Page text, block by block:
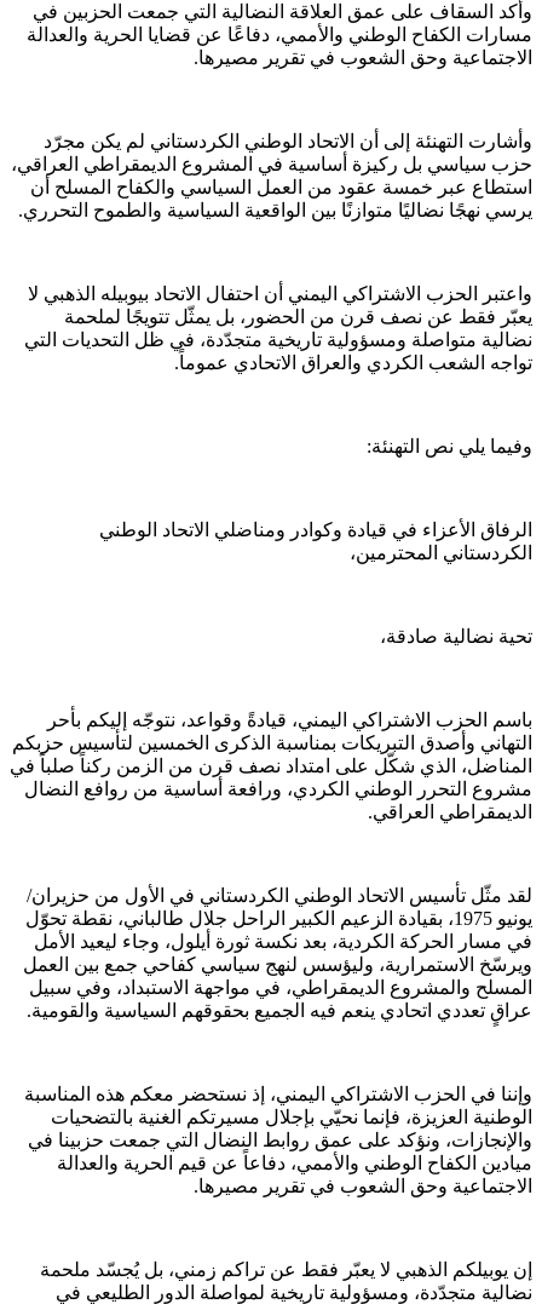
وأكد السقاف على عمق العلاقة النضالية التي جمعت الحزبين في
مسارات الكفاح الوطني والأممي، دفاعًا عن قضايا الحرية والعدالة
الاجتماعية وحق الشعوب في تقرير مصيرها.
وأشارت التهنئة إلى أن الاتحاد الوطني الكردستاني لم يكن مجرّد
حزب سياسي بل ركيزة أساسية في المشروع الديمقراطي العراقي،
استطاع عبر خمسة عقود من العمل السياسي والكفاح المسلح أن
يرسي نهجًا نضاليًا متوازنًا بين الواقعية السياسية والطموح التحرري.
واعتبر الحزب الاشتراكي اليمني أن احتفال الاتحاد بيوبيله الذهبي لا
يعبّر فقط عن نصف قرن من الحضور، بل يمثّل تتويجًا لملحمة
نضالية متواصلة ومسؤولية تاريخية متجدّدة، في ظل التحديات التي
تواجه الشعب الكردي والعراق الاتحادي عموماً.
وفيما يلي نص التهنئة:
الرفاق الأعزاء في قيادة وكوادر ومناضلي الاتحاد الوطني
الكردستاني المحترمين،
تحية نضالية صادقة،
باسم الحزب الاشتراكي اليمني، قيادةً وقواعد، نتوجّه إليكم بأحر
التهاني وأصدق التبريكات بمناسبة الذكرى الخمسين لتأسيس حزبكم
المناضل، الذي شكّل على امتداد نصف قرن من الزمن ركناً صلباً في
مشروع التحرر الوطني الكردي، ورافعة أساسية من روافع النضال
الديمقراطي العراقي.
لقد مثّل تأسيس الاتحاد الوطني الكردستاني في الأول من حزيران/
يونيو 1975، بقيادة الزعيم الكبير الراحل جلال طالباني، نقطة تحوّل
في مسار الحركة الكردية، بعد نكسة ثورة أيلول، وجاء ليعيد الأمل
ويرسّخ الاستمرارية، وليؤسس لنهج سياسي كفاحي جمع بين العمل
المسلح والمشروع الديمقراطي، في مواجهة الاستبداد، وفي سبيل
عراقٍ تعددي اتحادي ينعم فيه الجميع بحقوقهم السياسية والقومية.
وإننا في الحزب الاشتراكي اليمني، إذ نستحضر معكم هذه المناسبة
الوطنية العزيزة، فإنما نحيّي بإجلال مسيرتكم الغنية بالتضحيات
والإنجازات، ونؤكد على عمق روابط النضال التي جمعت حزبينا في
ميادين الكفاح الوطني والأممي، دفاعاً عن قيم الحرية والعدالة
الاجتماعية وحق الشعوب في تقرير مصيرها.
إن يوبيلكم الذهبي لا يعبّر فقط عن تراكم زمني، بل يُجسّد ملحمة
نضالية متجدّدة، ومسؤولية تاريخية لمواصلة الدور الطليعي في